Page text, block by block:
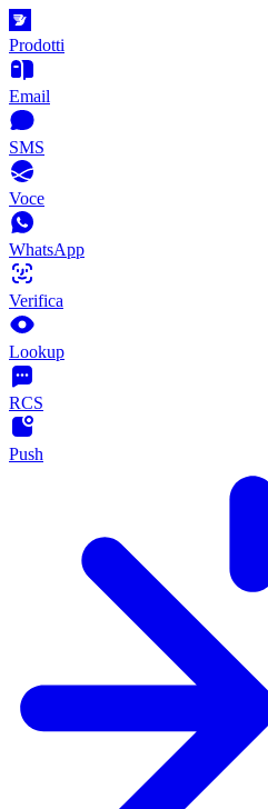
Prodotti
Email
SMS
Voce
WhatsApp
Verifica
Lookup
RCS
Push